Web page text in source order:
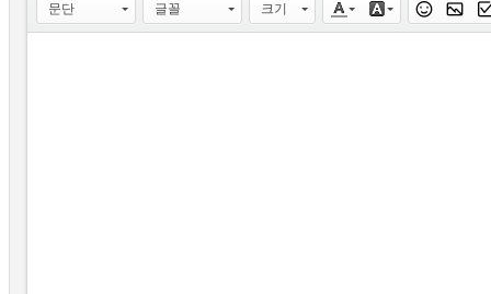
문단 글꼴 크기